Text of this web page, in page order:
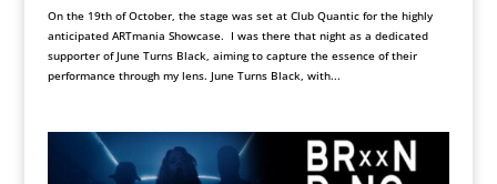
On the 19th of October, the stage was set at Club Quantic for the highly
anticipated ARTmania Showcase. I was there that night as a dedicated
supporter of June Turns Black, aiming to capture the essence of their
performance through my lens. June Turns Black, with...